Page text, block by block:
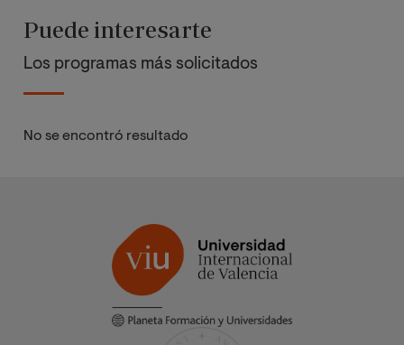
Puede interesarte
Los programas más solicitados
No se encontró resultado